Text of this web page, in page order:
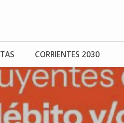
CORRIENTES 2030